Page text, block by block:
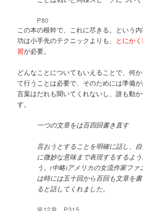
P80
この本の根幹で、これに尽きる。という
功は小手先のテクニックよりも、
とにか
習が必要。
どんなことについてもいえることで、何
て行うことは必要で、そのためには準備
言葉はだれも聞いてくれないし、誰も動
す。
一つの文章をは百四回書き直す
言おうとすることを明確に話し、
に微妙な意味まで表現するするよ
う。(中略)アメリカの女流作家ファ
は時には五十回から百回も文章を
ると話してくれました。